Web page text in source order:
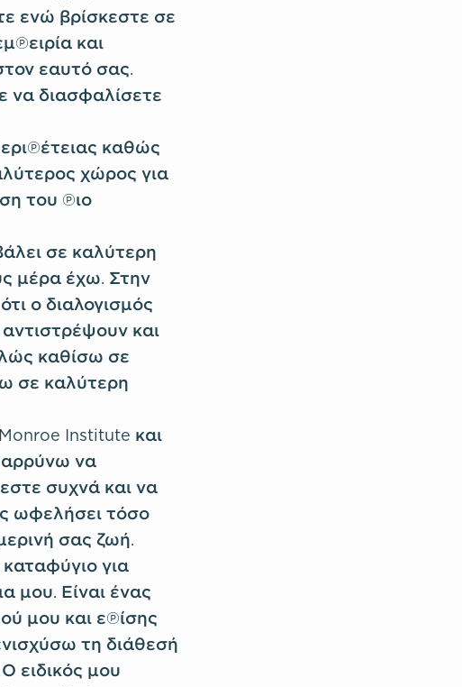
ενώ βρίσκεστε σε
και
εαυτό σας.
να διασφαλίσετε
καθώς
χώρος για
του πιο
σε καλύτερη
μέρα έχω. Στην
ο διαλογισμός
και
καθίσω σε
σε καλύτερη
Institute και
να
συχνά και να
ωφελήσει τόσο
σας ζωή.
για
μου. Είναι ένας
μου και επίσης
τη διάθεσή
ειδικός μου